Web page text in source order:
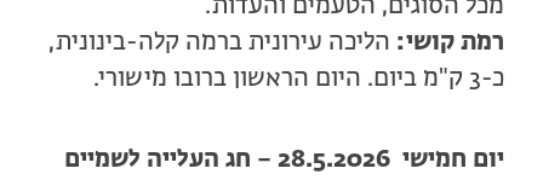
מכל הסוגים, הטעמים והעדות.
רמת קושי: הליכה עירונית ברמה קלה-בינונית,
כ-3 ק"מ ביום. היום הראשון ברובו מישורי.
יום חמישי 28.5.2026 – חג העלייה לשמיים